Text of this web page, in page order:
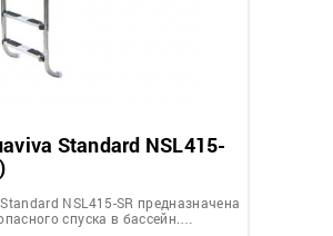
Standard NSL415-
NSL415-SR предназначена
спуска в бассейн.…